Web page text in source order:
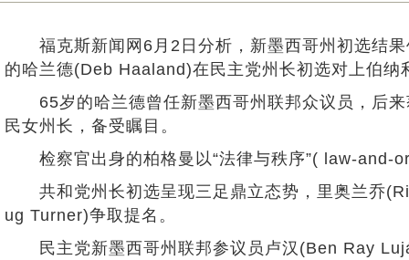
福克斯新闻网6月2日分析，新墨西哥州初选结果
的哈兰德(Deb Haaland)在民主党州长初选对上伯
65岁的哈兰德曾任新墨西哥州联邦众议员，后来
民女州长，备受瞩目。
检察官出身的柏格曼以“法律与秩序”( law-and-
共和党州长初选呈现三足鼎立态势，里奥兰乔
ug Turner)争取提名。
民主党新墨西哥州联邦参议员卢汉(Ben Ray